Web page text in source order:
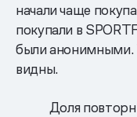
начали чаще
покупали в
были анонимными.
видны.
Доля